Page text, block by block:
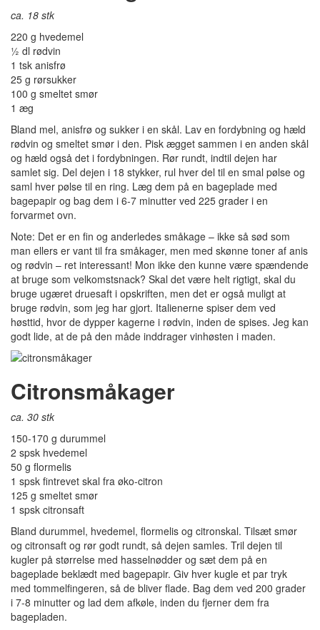
ca. 18 stk
220 g hvedemel
½ dl rødvin
1 tsk anisfrø
25 g rørsukker
100 g smeltet smør
1 æg
Bland mel, anisfrø og sukker i en skål. Lav en fordybning og hæld
rødvin og smeltet smør i den. Pisk ægget sammen i en anden skål
og hæld også det i fordybningen. Rør rundt, indtil dejen har
samlet sig. Del dejen i 18 stykker, rul hver del til en smal pølse og
saml hver pølse til en ring. Læg dem på en bageplade med
bagepapir og bag dem i 6-7 minutter ved 225 grader i en
forvarmet ovn.
Note: Det er en fin og anderledes småkage – ikke så sød som
man ellers er vant til fra småkager, men med skønne toner af anis
og rødvin – ret interessant! Mon ikke den kunne være spændende
at bruge som velkomstsnack? Skal det være helt rigtigt, skal du
bruge ugæret druesaft i opskriften, men det er også muligt at
bruge rødvin, som jeg har gjort. Italienerne spiser dem ved
høsttid, hvor de dypper kagerne i rødvin, inden de spises. Jeg kan
godt lide, at de på den måde inddrager vinhøsten i maden.
Citronsmåkager
ca. 30 stk
150-170 g durummel
2 spsk hvedemel
50 g flormelis
1 spsk fintrevet skal fra øko-citron
125 g smeltet smør
1 spsk citronsaft
Bland durummel, hvedemel, flormelis og citronskal. Tilsæt smør
og citronsaft og rør godt rundt, så dejen samles. Tril dejen til
kugler på størrelse med hasselnødder og sæt dem på en
bageplade beklædt med bagepapir. Giv hver kugle et par tryk
med tommelfingeren, så de bliver flade. Bag dem ved 200 grader
i 7-8 minutter og lad dem afkøle, inden du fjerner dem fra
bagepladen.